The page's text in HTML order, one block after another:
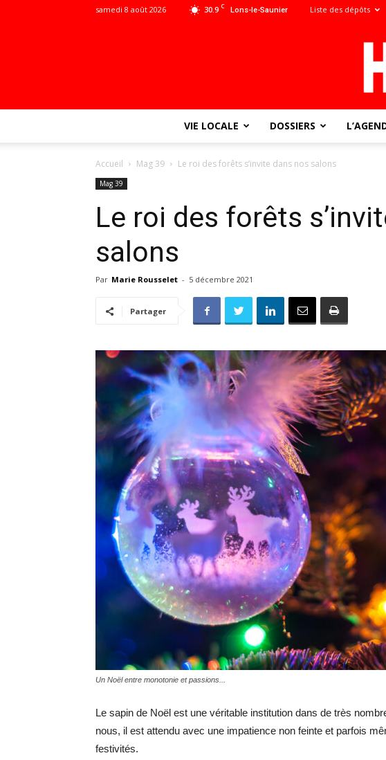
30.9 C Lons-le-Saunier
samedi 8 août 2026 Liste des dépôts
VIE LOCALE DOSSIERS
Accueil Mag 39 Le roi des forêts s’invite dans nos salons
Mag 39
Le roi des forêts
salons
Par Marie Rousselet - 5 décembre 2021
Partager
Un Noël entre monotonie et passions...
Le sapin de Noël est une véritable institution dans de très
nous, il est attendu avec une impatience non feinte et parfois
festivités.